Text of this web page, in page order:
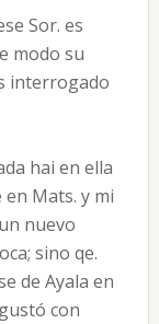
Sor. es
modo su
interrogado
hai en ella
en Mats. y mi
nuevo
sino qe.
de Ayala en
con